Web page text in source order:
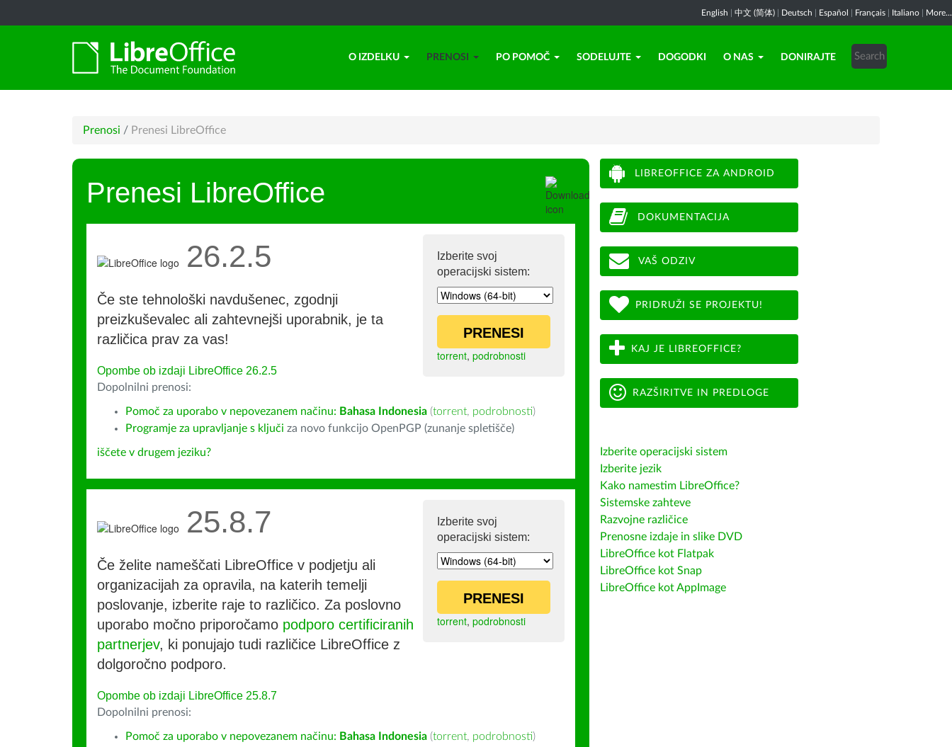
English 中文 (简体) Deutsch Español Français Italiano More...
O IZDELKU PRENOSI PO POMOČ SODELUJTE DOGODKI O NAS DONIRAJTE
Prenosi / Prenesi LibreOffice
Prenesi LibreOffice
Izberite svoj
operacijski sistem:
PRENESI
torrent, podrobnosti
26.2.5
Če ste tehnološki navdušenec, zgodnji
preizkuševalec ali zahtevnejši uporabnik, je ta
različica prav za vas!
Opombe ob izdaji LibreOffice 26.2.5
Dopolnilni prenosi:
Pomoč za uporabo v nepovezanem načinu: Bahasa Indonesia (torrent, podrobnosti)
Programje za upravljanje s ključi za novo funkcijo OpenPGP (zunanje spletišče)
iščete v drugem jeziku?
Izberite svoj
operacijski sistem:
PRENESI
torrent, podrobnosti
25.8.7
Če želite nameščati LibreOffice v podjetju ali
organizacijah za opravila, na katerih temelji
poslovanje, izberite raje to različico. Za poslovno
uporabo močno priporočamo podporo certificiranih
partnerjev, ki ponujajo tudi različice LibreOffice z
dolgoročno podporo.
Opombe ob izdaji LibreOffice 25.8.7
Dopolnilni prenosi:
Pomoč za uporabo v nepovezanem načinu: Bahasa Indonesia (torrent, podrobnosti)
LIBREOFFICE ZA ANDROID
DOKUMENTACIJA
VAŠ ODZIV
PRIDRUŽI SE PROJEKTU!
KAJ JE LIBREOFFICE?
RAZŠIRITVE IN PREDLOGE
Izberite operacijski sistem
Izberite jezik
Kako namestim LibreOffice?
Sistemske zahteve
Razvojne različice
Prenosne izdaje in slike DVD
LibreOffice kot Flatpak
LibreOffice kot Snap
LibreOffice kot AppImage